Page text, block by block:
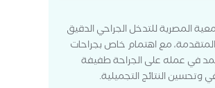
المصرية للتدخل الجراحي الدقيق
مع اهتمام خاص بجراحات
في عمله على الجراحة طفيفة